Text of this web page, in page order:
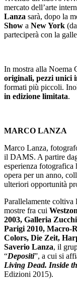
mercato dell’arte
Lanza sarà, dopo la
Show a New York
parteciperà con la
In mostra alla Noema
originali, pezzi unici
formati più piccoli.
in edizione limitata.
MARCO LANZA
Marco Lanza,
il DAMS. A partire
esperienza
opera per un anno,
ulteriori opportunità
Parallelamente coltiva
mostre fra cui
2003, Galleria
Parigi 2010, Macro-
Colors, Die Zeit,
Saverio Lanza, il
“Depositi”, a cui si
Living Dead. Inside
Edizioni 2015).